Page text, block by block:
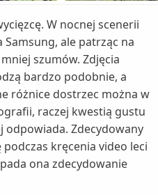
W nocnej scenerii
ale patrząc na
szumów. Zdjęcia
bardzo podobnie, a
różnice dostrzec można w
raczej kwestią gustu
odpowiada. Zdecydowany
kręcenia video leci
ona zdecydowanie